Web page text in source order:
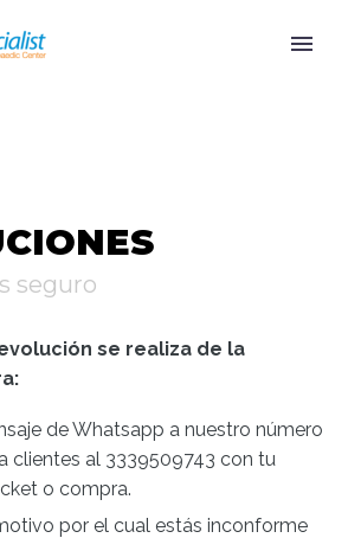
seguro
se realiza de la
de Whatsapp a nuestro número
clientes al 3339509743 con tu
o compra.
por el cual estás inconforme